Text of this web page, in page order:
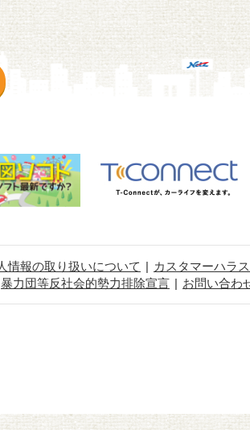
情報の取り扱いについて カスタマーハラ
暴力団等反社会的勢力排除宣言
お問い合わ